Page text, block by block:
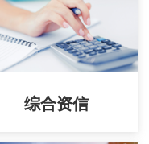
综合资信